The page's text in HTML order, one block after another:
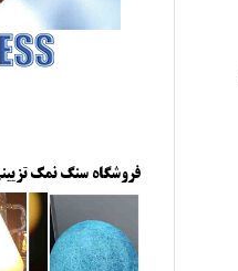
فروشگاه سنگ نمک